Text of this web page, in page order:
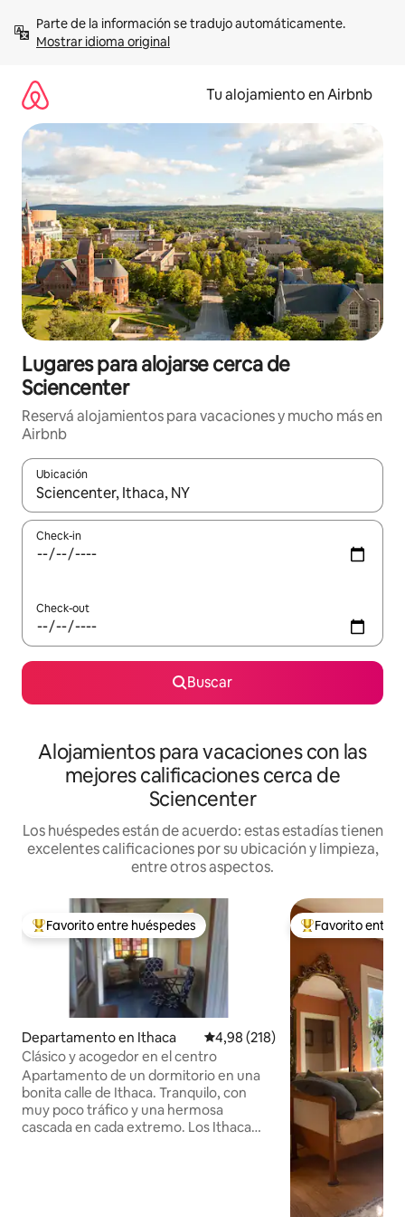
contenidoMostrar idioma original
Tu alojamiento en Airbnb
Lugares para alojarse cerca de
Sciencenter
Reservá alojamientos para vacaciones y mucho más en
Airbnb
Ubicación
Cuando los resultados estén disponibles, navegá con las
Check-in
Check-out
Buscar
Alojamientos para vacaciones con las
mejores calificaciones cerca de
Sciencenter
Los huéspedes están de acuerdo: estas estadías tienen
excelentes calificaciones por su ubicación y limpieza,
entre otros aspectos.
Favorito entre los huéspedes más destacados
Favorito entre huéspedes
Departamento en Ithaca Calificación promedio: 4,98 de
4,98 (218)
Clásico y acogedor en el centro
Apartamento de un dormitorio en una
bonita calle de Ithaca. Tranquilo, con
muy poco tráfico y una hermosa
cascada en cada extremo. Los Ithaca
Favorito entre
Favorito entre